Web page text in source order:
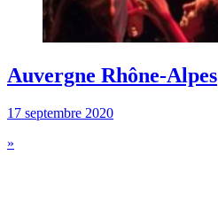
Auvergne Rhône-Alpes
17 septembre 2020
»